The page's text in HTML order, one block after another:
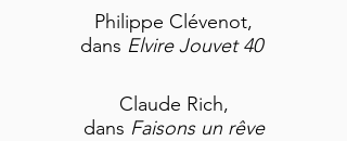
Philippe Clévenot,
dans Elvire Jouvet 40
Claude Rich,
dans Faisons un rêve